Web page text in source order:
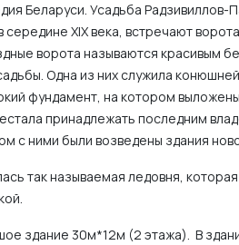
Беларуси. Усадьба
середине XIX века, встречают
ворота называются красивым
Одна из них служила
фундамент, на котором
принадлежать последним
с ними были возведены здания
так называемая ледовня,
здание 30м*12м (2 этажа). В